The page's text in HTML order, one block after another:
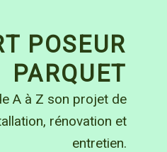
POSEUR
PARQUET
A à Z son projet de
rénovation et
entretien.